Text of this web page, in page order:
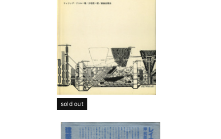
sold out